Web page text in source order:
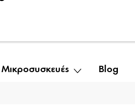
Μικροσυσκευές Blog